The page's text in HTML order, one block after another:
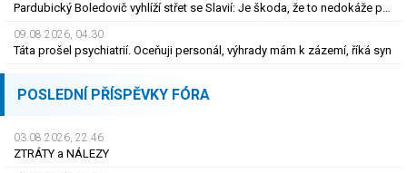
Pardubický Boledovič vyhlíží střet se Slavií: Je škoda, že to nedokáže postavit na mladých
09.08.2026, 04.30
Táta prošel psychiatrií. Oceňuji personál, výhrady mám k zázemí, říká syn
POSLEDNÍ PŘÍSPĚVKY FÓRA
03.08.2026, 22.46
ZTRÁTY a NÁLEZY